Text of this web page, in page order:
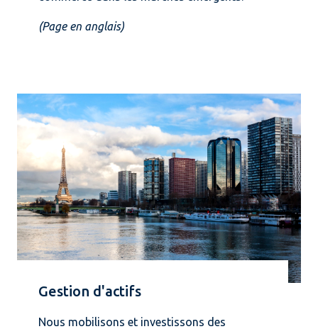
(Page en anglais)
Gestion d'actifs
Nous mobilisons et investissons des